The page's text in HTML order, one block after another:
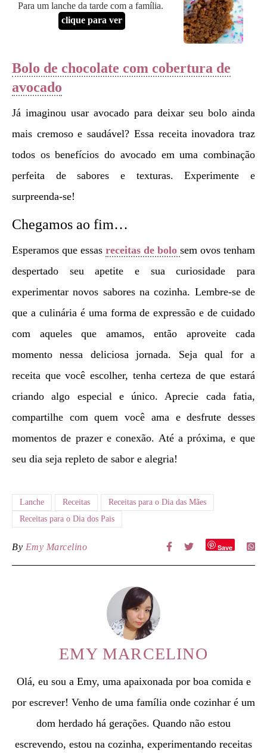
Para um lanche da tarde com a família.
clique para ver
Bolo de chocolate com cobertura de
avocado
Já imaginou usar avocado para deixar seu bolo ainda
mais cremoso e saudável? Essa receita inovadora traz
todos os benefícios do avocado em uma combinação
perfeita de sabores e texturas. Experimente e
surpreenda-se!
Chegamos ao fim…
Esperamos que essas receitas de bolo sem ovos tenham
despertado seu apetite e sua curiosidade para
experimentar novos sabores na cozinha. Lembre-se de
que a culinária é uma forma de expressão e de cuidado
com aqueles que amamos, então aproveite cada
momento nessa deliciosa jornada. Seja qual for a
receita que você escolher, tenha certeza de que estará
criando algo especial e único. Aprecie cada fatia,
compartilhe com quem você ama e desfrute desses
momentos de prazer e conexão. Até a próxima, e que
seu dia seja repleto de sabor e alegria!
Lanche Receitas
Receitas para o Dia das Mães
Receitas para o Dia dos Pais
By Emy Marcelino Save
EMY MARCELINO
Olá, eu sou a Emy, uma apaixonada por boa comida e
por escrever! Venho de uma família onde cozinhar é um
dom herdado há gerações. Quando não estou
escrevendo, estou na cozinha, experimentando receitas